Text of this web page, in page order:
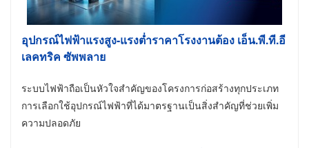
อุปกรณ์ไฟฟ้าแรงสูง-แรงต่ำราคาโรงงานต้อง เอ็น.พี.ที.อี
เลคทริค ซัพพลาย
ระบบไฟฟ้าถือเป็นหัวใจสำคัญของโครงการก่อสร้างทุกประเภท
การเลือกใช้อุปกรณ์ไฟฟ้าที่ได้มาตรฐานเป็นสิ่งสำคัญที่ช่วยเพิ่ม
ความปลอดภัย